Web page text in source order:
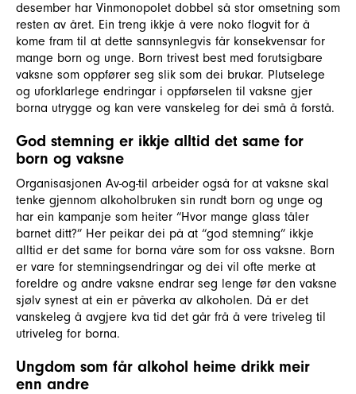
desember har Vinmonopolet dobbel så stor omsetning som
resten av året. Ein treng ikkje å vere noko flogvit for å
kome fram til at dette sannsynlegvis får konsekvensar for
mange born og unge. Born trivest best med forutsigbare
vaksne som oppfører seg slik som dei brukar. Plutselege
og uforklarlege endringar i oppførselen til vaksne gjer
borna utrygge og kan vere vanskeleg for dei små å forstå.
God stemning er ikkje alltid det same for
born og vaksne
Organisasjonen Av-og-til arbeider også for at vaksne skal
tenke gjennom alkoholbruken sin rundt born og unge og
har ein kampanje som heiter “Hvor mange glass tåler
barnet ditt?” Her peikar dei på at “god stemning” ikkje
alltid er det same for borna våre som for oss vaksne. Born
er vare for stemningsendringar og dei vil ofte merke at
foreldre og andre vaksne endrar seg lenge før den vaksne
sjølv synest at ein er påverka av alkoholen. Då er det
vanskeleg å avgjere kva tid det går frå å vere triveleg til
utriveleg for borna.
Ungdom som får alkohol heime drikk meir
enn andre